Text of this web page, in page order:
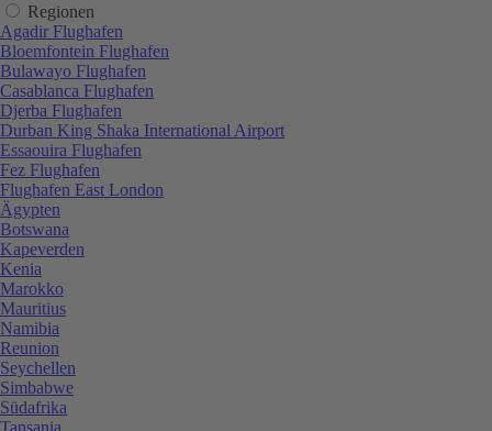
Regionen
Agadir Flughafen
Bloemfontein Flughafen
Bulawayo Flughafen
Casablanca Flughafen
Djerba Flughafen
Durban King Shaka International Airport
Essaouira Flughafen
Fez Flughafen
Flughafen East London
Ägypten
Botswana
Kapeverden
Kenia
Marokko
Mauritius
Namibia
Reunion
Seychellen
Simbabwe
Südafrika
Tansania